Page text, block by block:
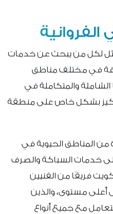
لكل من يبحث عن خدمات
في مختلف مناطق
والمتكاملة في
بشكل خاص على منطقة
من المناطق الحيوية في
خدمات السباكة والصرف
فريقًا من الفنيين
أعلى مستوى، والذين
مع جميع أنواع